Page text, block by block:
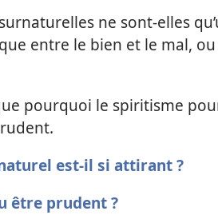
ne sont-elles
entre le bien et le mal,
pourquoi le spiritisme
est-il si attirant ?
être prudent ?